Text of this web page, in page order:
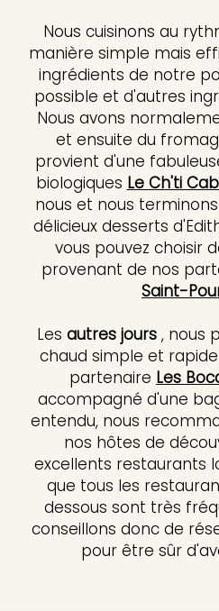
Nous cuisinons au
manière simple mais
ingrédients de notre
possible et d'autres
Nous avons
et ensuite du
provient d'une
biologiques Le Ch'ti
nous et nous
délicieux desserts
vous pouvez choisir
provenant de nos
Saint-
Les autres jours , nous
chaud simple et
partenaire Les
accompagné d'une
entendu, nous
nos hôtes de
excellents restaurants
que tous les
dessous sont très
conseillons donc de
pour être sûr